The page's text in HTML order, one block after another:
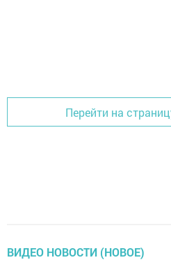
Перейти на
ВИДЕО НОВОСТИ (НОВОЕ)